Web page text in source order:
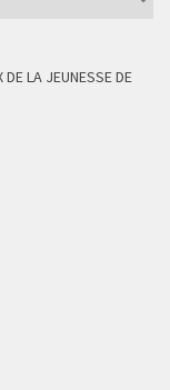
LA JEUNESSE DE